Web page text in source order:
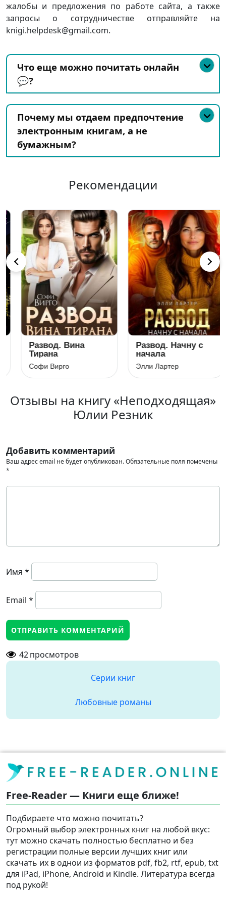
жалобы и предложения по работе сайта, а также
запросы о сотрудничестве отправляйте на
knigi.helpdesk@gmail.com.
Что еще можно почитать онлайн
💬?
Почему мы отдаем предпочтение
электронным книгам, а не
бумажным?
Рекомендации
Развод. Вина
Тирана
Софи Вирго
Развод. Начну с
начала
Элли Лартер
Отзывы на книгу «Неподходящая»
Юлии Резник
Добавить комментарий
Ваш адрес email не будет опубликован.Обязательные поля помечены
*
Имя *
Email *
42просмотров
Серии книг
Любовные романы
Free-Reader — Книги еще ближе!
Подбираете что можно почитать?
Огромный выбор электронных книг на любой вкус:
тут можно скачать полностью бесплатно и без
регистрации полные версии лучших книг или
скачать их в однои из форматов pdf, fb2, rtf, epub, txt
для iPad, iPhone, Android и Kindle. Литература всегда
под рукой!